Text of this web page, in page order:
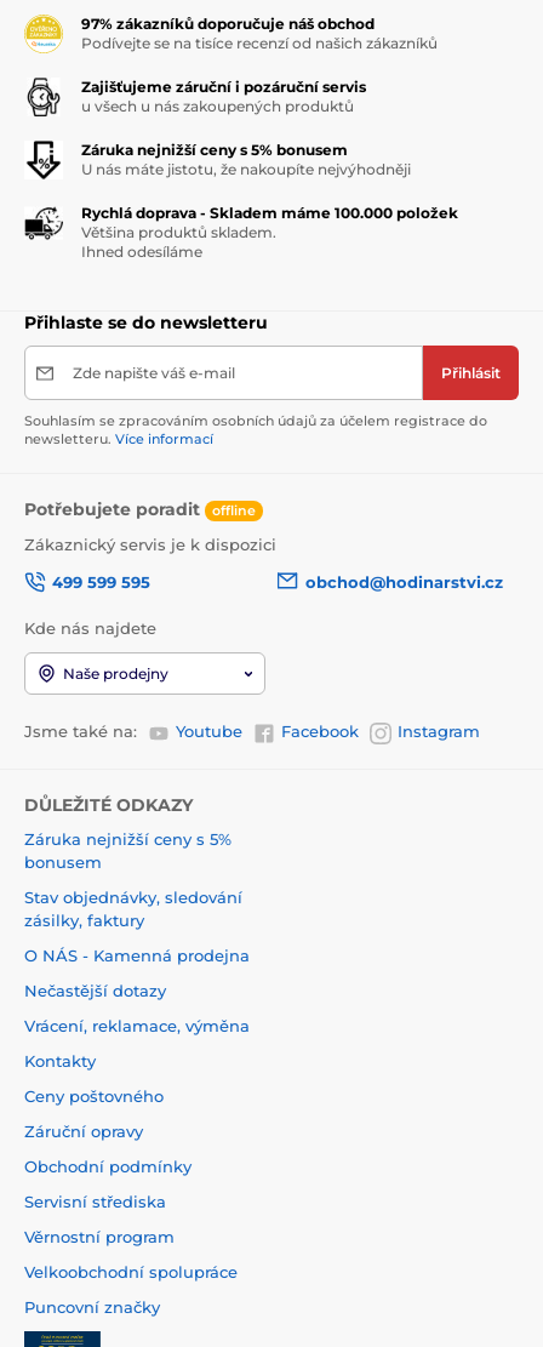
97% zákazníků doporučuje náš obchod
Podívejte se na tisíce recenzí od našich zákazníků
Zajišťujeme záruční i pozáruční servis
u všech u nás zakoupených produktů
Záruka nejnižší ceny s 5% bonusem
U nás máte jistotu, že nakoupíte nejvýhodněji
Rychlá doprava - Skladem máme 100.000 položek
Většina produktů skladem.
Ihned odesíláme
Přihlaste se do newsletteru
Zde napište váš e-mail Přihlásit
Souhlasím se zpracováním osobních údajů za účelem registrace do
newsletteru. Více informací
Potřebujete poradit offline
Zákaznický servis je k dispozici
499 599 595
obchod@hodinarstvi.cz
Kde nás najdete
Naše prodejny
Jsme také na: Youtube Facebook Instagram
DŮLEŽITÉ ODKAZY
Záruka nejnižší ceny s 5%
bonusem
Stav objednávky, sledování
zásilky, faktury
O NÁS - Kamenná prodejna
Nečastější dotazy
Vrácení, reklamace, výměna
Kontakty
Ceny poštovného
Záruční opravy
Obchodní podmínky
Servisní střediska
Věrnostní program
Velkoobchodní spolupráce
Puncovní značky